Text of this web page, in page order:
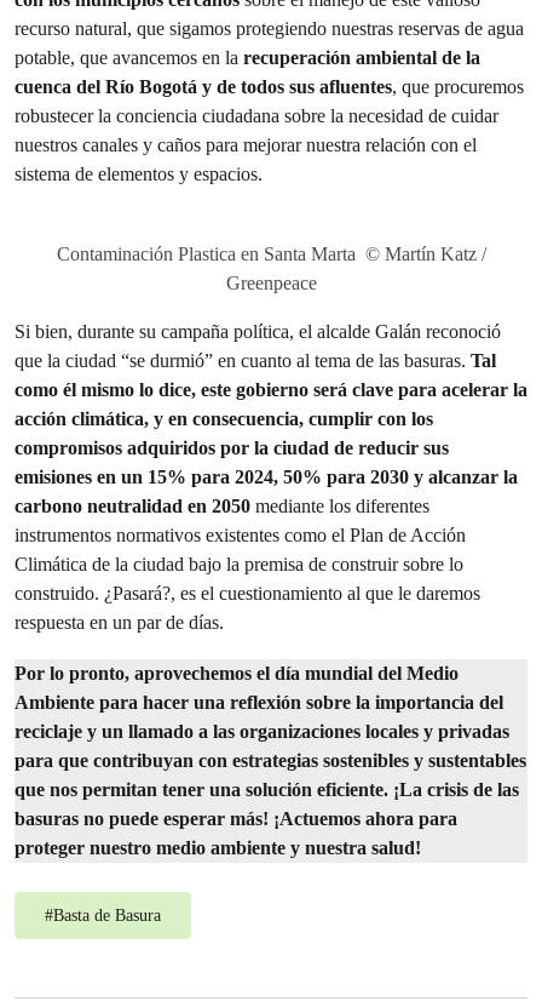
recurso natural, que sigamos protegiendo nuestras reservas de agua
potable, que avancemos en la recuperación ambiental de la
cuenca del Río Bogotá y de todos sus afluentes, que procuremos
robustecer la conciencia ciudadana sobre la necesidad de cuidar
nuestros canales y caños para mejorar nuestra relación con el
sistema de elementos y espacios.
Contaminación Plastica en Santa Marta © Martín Katz /
Greenpeace
Si bien, durante su campaña política, el alcalde Galán reconoció
que la ciudad “se durmió” en cuanto al tema de las basuras. Tal
como él mismo lo dice, este gobierno será clave para acelerar la
acción climática, y en consecuencia, cumplir con los
compromisos adquiridos por la ciudad de reducir sus
emisiones en un 15% para 2024, 50% para 2030 y alcanzar la
carbono neutralidad en 2050 mediante los diferentes
instrumentos normativos existentes como el Plan de Acción
Climática de la ciudad bajo la premisa de construir sobre lo
construido. ¿Pasará?, es el cuestionamiento al que le daremos
respuesta en un par de días.
Por lo pronto, aprovechemos el día mundial del Medio
Ambiente para hacer una reflexión sobre la importancia del
reciclaje y un llamado a las organizaciones locales y privadas
para que contribuyan con estrategias sostenibles y sustentables
que nos permitan tener una solución eficiente. ¡La crisis de las
basuras no puede esperar más! ¡Actuemos ahora para
proteger nuestro medio ambiente y nuestra salud!
#Basta de Basura